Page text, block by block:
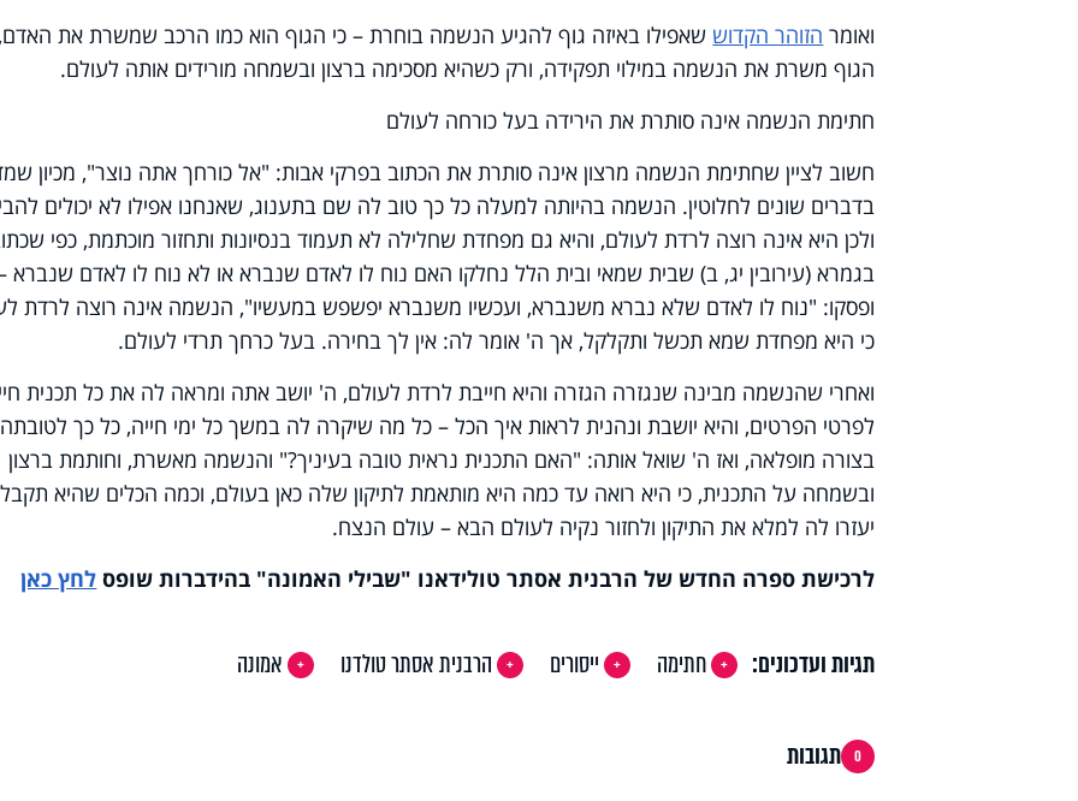
ואומר הזוהר הקדוש שאפילו באיזה גוף להגיע הנשמה בוחרת – כי הגוף הוא כמו הרכב שמשרת את
הגוף משרת את הנשמה במילוי תפקידה, ורק כשהיא מסכימה ברצון ובשמחה מורידים אותה לעולם.
חתימת הנשמה אינה סותרת את הירידה בעל כורחה לעולם
חשוב לציין שחתימת הנשמה מרצון אינה סותרת את הכתוב בפרקי אבות: "אל כורחך אתה נוצר", מכיון
בדברים שונים לחלוטין. הנשמה בהיותה למעלה כל כך טוב לה שם בתענוג, שאנחנו אפילו לא יכולים
ולכן היא אינה רוצה לרדת לעולם, והיא גם מפחדת שחלילה לא תעמוד בנסיונות ותחזור מוכתמת, כפי
בגמרא (עירובין יג, ב) שבית שמאי ובית הלל נחלקו האם נוח לו לאדם שנברא או לא נוח לו לאדם שנברא
ופסקו: "נוח לו לאדם שלא נברא משנברא, ועכשיו משנברא יפשפש במעשיו", הנשמה אינה רוצה לרדת
כי היא מפחדת שמא תכשל ותקלקל, אך ה' אומר לה: אין לך בחירה. בעל כרחך תרדי לעולם.
ואחרי שהנשמה מבינה שנגזרה הגזרה והיא חייבת לרדת לעולם, ה' יושב אתה ומראה לה את כל תכנית
לפרטי הפרטים, והיא יושבת ונהנית לראות איך הכל – כל מה שיקרה לה במשך כל ימי חייה, כל כך לטובתה
בצורה מופלאה, ואז ה' שואל אותה: "האם התכנית נראית טובה בעיניך?" והנשמה מאשרת, וחותמת ברצון
ובשמחה על התכנית, כי היא רואה עד כמה היא מותאמת לתיקון שלה כאן בעולם, וכמה הכלים שהיא תקבל
יעזרו לה למלא את התיקון ולחזור נקיה לעולם הבא – עולם הנצח.
לרכישת ספרה החדש של הרבנית אסתר טולידאנו "שבילי האמונה" בהידברות שופס לחץ כאן
תגיות ועדכונים: חתימה ייסורים הרבנית אסתר טולדנו אמונה
0 תגובות